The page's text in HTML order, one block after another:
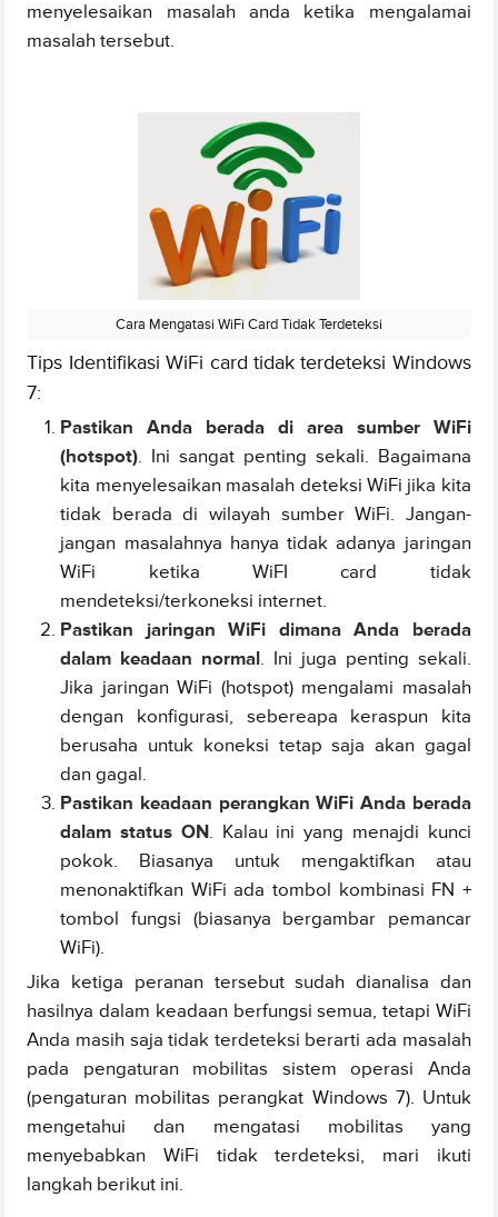
menyelesaikan masalah anda ketika mengalamai
masalah tersebut.
Cara Mengatasi WiFi Card Tidak Terdeteksi
Tips Identifikasi WiFi card tidak terdeteksi Windows
7:
Pastikan Anda berada di area sumber WiFi
(hotspot). Ini sangat penting sekali. Bagaimana
kita menyelesaikan masalah deteksi WiFi jika kita
tidak berada di wilayah sumber WiFi. Jangan-
jangan masalahnya hanya tidak adanya jaringan
WiFi ketika WiFI card tidak
mendeteksi/terkoneksi internet.
Pastikan jaringan WiFi dimana Anda berada
dalam keadaan normal. Ini juga penting sekali.
Jika jaringan WiFi (hotspot) mengalami masalah
dengan konfigurasi, sebereapa keraspun kita
berusaha untuk koneksi tetap saja akan gagal
dan gagal.
Pastikan keadaan perangkan WiFi Anda berada
dalam status ON. Kalau ini yang menajdi kunci
pokok. Biasanya untuk mengaktifkan atau
menonaktifkan WiFi ada tombol kombinasi FN +
tombol fungsi (biasanya bergambar pemancar
WiFi).
Jika ketiga peranan tersebut sudah dianalisa dan
hasilnya dalam keadaan berfungsi semua, tetapi WiFi
Anda masih saja tidak terdeteksi berarti ada masalah
pada pengaturan mobilitas sistem operasi Anda
(pengaturan mobilitas perangkat Windows 7). Untuk
mengetahui dan mengatasi mobilitas yang
menyebabkan WiFi tidak terdeteksi, mari ikuti
langkah berikut ini.